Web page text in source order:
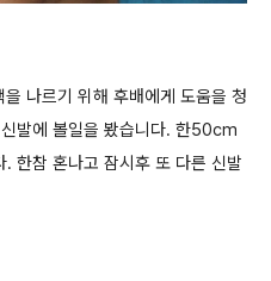
나르기 위해 후배에게 도움을 청
발에 볼일을 봤습니다. 한50cm
한참 혼나고 잠시후 또 다른 신발